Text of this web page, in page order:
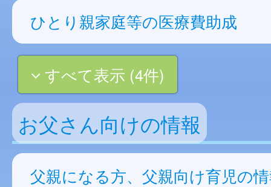
ひとり親家庭等の医療費助成
すべて表示 (4件)
お父さん向けの情報
父親になる方、父親向け育児の